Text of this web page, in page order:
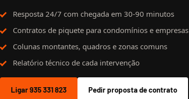
Resposta 24/7 com chegada em 30-90 minutos
Contratos de piquete para condomínios e empresas
Colunas montantes, quadros e zonas comuns
Relatório técnico de cada intervenção
Ligar 935 331 823 Pedir proposta de contrato